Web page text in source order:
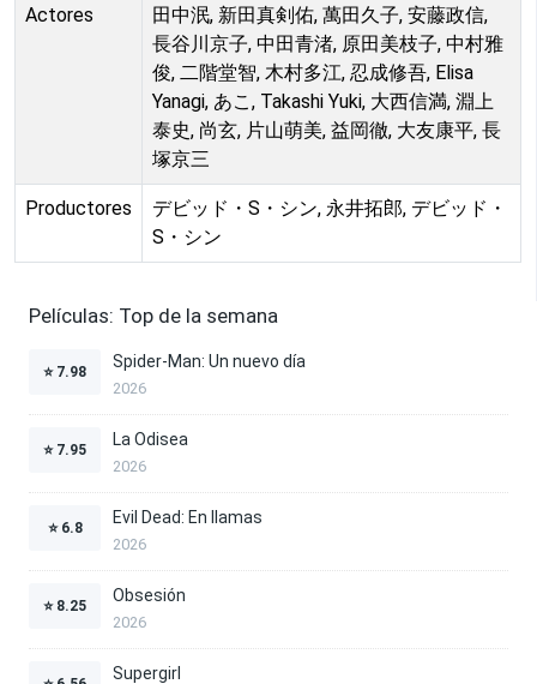
Actores
田中泯, 新田真剣佑, 萬田久子, 安藤政信,
長谷川京子, 中田青渚, 原田美枝子, 中村雅
俊, 二階堂智, 木村多江, 忍成修吾, Elisa
Yanagi, あこ, Takashi Yuki, 大西信満, 淵上
泰史, 尚玄, 片山萌美, 益岡徹, 大友康平, 長
塚京三
Productores
デビッド・S・シン, 永井拓郎, デビッド・
S・シン
Películas: Top de la semana
⭐ 7.98
Spider-Man: Un nuevo día
2026
⭐ 7.95
La Odisea
2026
⭐ 6.8
Evil Dead: En llamas
2026
⭐ 8.25
Obsesión
2026
Supergirl